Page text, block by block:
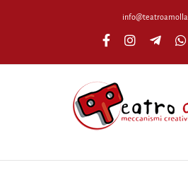
FacebookInstagram